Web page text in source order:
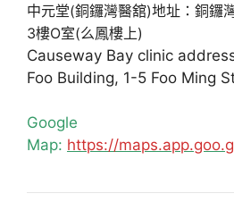
中元堂(銅鑼灣醫舘)地址：銅鑼
3樓O室(么鳳樓上)
Causeway Bay clinic
Foo Building, 1-5 Foo Ming
Google
Map: https://